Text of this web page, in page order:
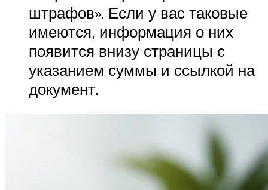
штрафов». Если у вас таковые
имеются, информация о них
появится внизу страницы с
указанием суммы и ссылкой на
документ.